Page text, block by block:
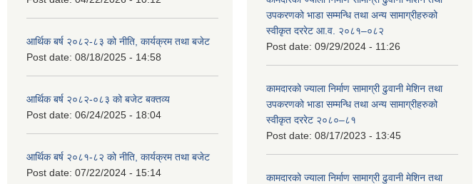
आर्थिक बर्ष २०८२-८३ को नीति, कार्यक्रम तथा बजेट
Post date: 08/18/2025 - 14:58
आर्थिक बर्ष २०८२-०८३ को बजेट बक्तव्य
Post date: 06/24/2025 - 18:04
आर्थिक बर्ष २०८१-८२ को नीति, कार्यक्रम तथा बजेट
Post date: 07/22/2024 - 15:14
उपकरणको भाडा सम्मन्धि तथा अन्य सामाग्रीहरुको
स्वीकृत दररेट आ.व. २०८१–०८२
Post date: 09/29/2024 - 11:26
कामदारको ज्याला निर्माण सामाग्री ढुवानी मेशिन तथा
उपकरणको भाडा सम्मन्धि तथा अन्य सामाग्रीहरुको
स्वीकृत दररेट २०८०–८१
Post date: 08/17/2023 - 13:45
कामदारको ज्याला निर्माण सामाग्री ढुवानी मेशिन तथा